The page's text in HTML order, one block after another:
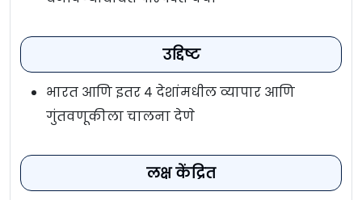
उद्दिष्ट
भारत आणि इतर ४ देशांमधील व्यापार आणि
गुंतवणूकीला चालना देणे
लक्ष केंद्रित